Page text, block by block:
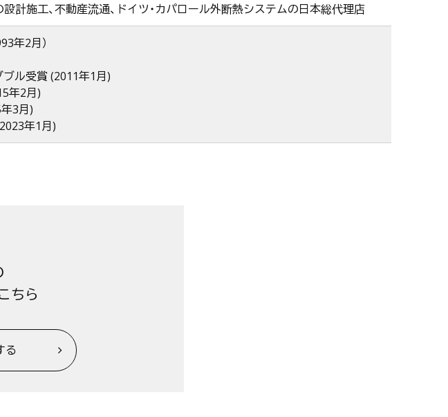
設計施工、不動産流通、ドイツ・カパロール外断熱システムの日本総代理店
年2月）
ブル受賞 (2011年1月)
年2月)
3月)
年1月)
ちら
る